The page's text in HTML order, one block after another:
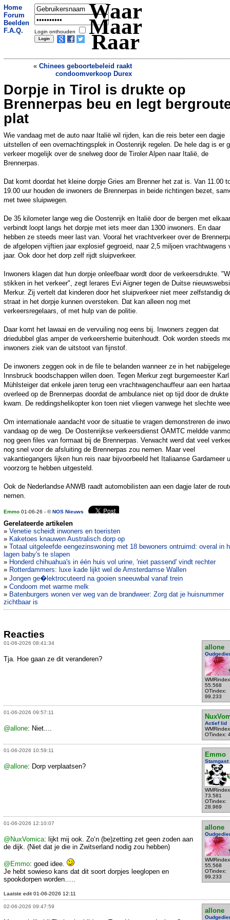
Home
Forum
Beelden
F.A.Q.
Login onthouden
Waar
Maar
Raar
« Chinees geboortebeleid raakt
condoomverkoop Durex
Vijf goudzoekers die vastzaten in een
grot in Laos zijn gered»
Dorpje in Tirol is drukte op
Brennerpas beu en legt
plat
Wie vandaag met de auto naar Italië wil rijden, kan die reis beter een dagje
uitstellen of een overnachtingsplek in Oostenrijk regelen. De hele dag is er
verkeer mogelijk over de snelweg door de Tiroler Alpen naar Italië, de
Brennerpas.
Dat komt doordat het kleine dorpje Gries am Brenner het zat is. Van 11.00
19.00 uur houden de inwoners de Brennerpas in beide richtingen bezet,
met twee sluipwegen.
De 35 kilometer lange weg die Oostenrijk en Italië door de bergen met elkaar
verbindt loopt langs het dorpje met iets meer dan 1300 inwoners. En daar
hebben ze steeds meer last van. Vooral het vrachtverkeer over de
de afgelopen vijftien jaar explosief gegroeid, naar 2,5 miljoen vrachtwagens
jaar. Ook door het dorp zelf rijdt sluipverkeer.
Inwoners klagen dat hun dorpje onleefbaar wordt door de verkeersdrukte.
stikken in het verkeer", zegt lerares Evi Aigner tegen de Duitse
Merkur. Zij vertelt dat kinderen door het sluipverkeer niet meer zelfstandig
straat in het dorpje kunnen oversteken. Dat kan alleen nog met
verkeersregelaars, of met hulp van de politie.
Daar komt het lawaai en de vervuiling nog eens bij. Inwoners zeggen dat
driedubbel glas amper de verkeersherrie buitenhoudt. Ook worden steeds
inwoners ziek van de uitstoot van fijnstof.
De inwoners zeggen ook in de file te belanden wanneer ze in het
Innsbruck boodschappen willen doen. Tegen Merkur zegt burgemeester Karl
Mühlsteiger dat enkele jaren terug een vrachtwagenchauffeur aan een
overleed op de Brennerpas doordat de ambulance niet op tijd door de drukte
kwam. De reddingshelikopter kon toen niet vliegen vanwege het slechte
Om internationale aandacht voor de situatie te vragen demonstreren de
vandaag op de weg. De Oostenrijkse verkeersdienst ÖAMTC meldde
nog geen files van formaat bij de Brennerpas. Verwacht werd dat veel
nog snel voor de afsluiting de Brennerpas zou nemen. Maar veel
vakantiegangers lijken hun reis naar bijvoorbeeld het Italiaanse Gardameer
voorzorg te hebben uitgesteld.
Ook de Nederlandse ANWB raadt automobilisten aan een dagje later de
nemen.
Emmo 01-06-26 - ©NOS Nieuws
Gerelateerde artikelen
» Venetie scheidt inwoners en toeristen
» Kaketoes knauwen Australisch dorp op
» Totaal uitgeleefde eengezinswoning met 18 bewoners ontruimd: overal in
lagen baby's te slapen
» Honderd chihuahua's in één huis vol urine, 'niet passend' vindt rechter
» Rotterdammers: luxe kade lijkt wel de Amsterdamse Wallen
» Jongen ge�lektrocuteerd na gooien sneeuwbal vanaf trein
» Condoom met warme melk
» Batenburgers wonen ver weg van de brandweer: Zorg dat je huisnummer
zichtbaar is
Reacties
01-06-2026 08:41:34
allone
55.568
OTindex:
99.233
Tja. Hoe gaan ze dit veranderen?
01-06-2026 09:57:11
Actief lid
OTindex:
@allone: Niet....
01-06-2026 10:59:11
Emmo
Stamgast
73.581
OTindex:
28.969
@allone: Dorp verplaatsen?
01-06-2026 12:10:07
allone
55.568
OTindex:
99.233
@NuxVomica: lijkt mij ook. Zo‘n (be)zetting zet geen zoden aan
de dijk. (Niet dat je die in Zwitserland nodig zou hebben)
@Emmo: goed idee.
Je hebt sowieso kans dat dit soort dorpjes leeglopen en
spookdorpen worden…..
Laatste edit 01-06-2026 12:11
02-06-2026 09:47:59
allone